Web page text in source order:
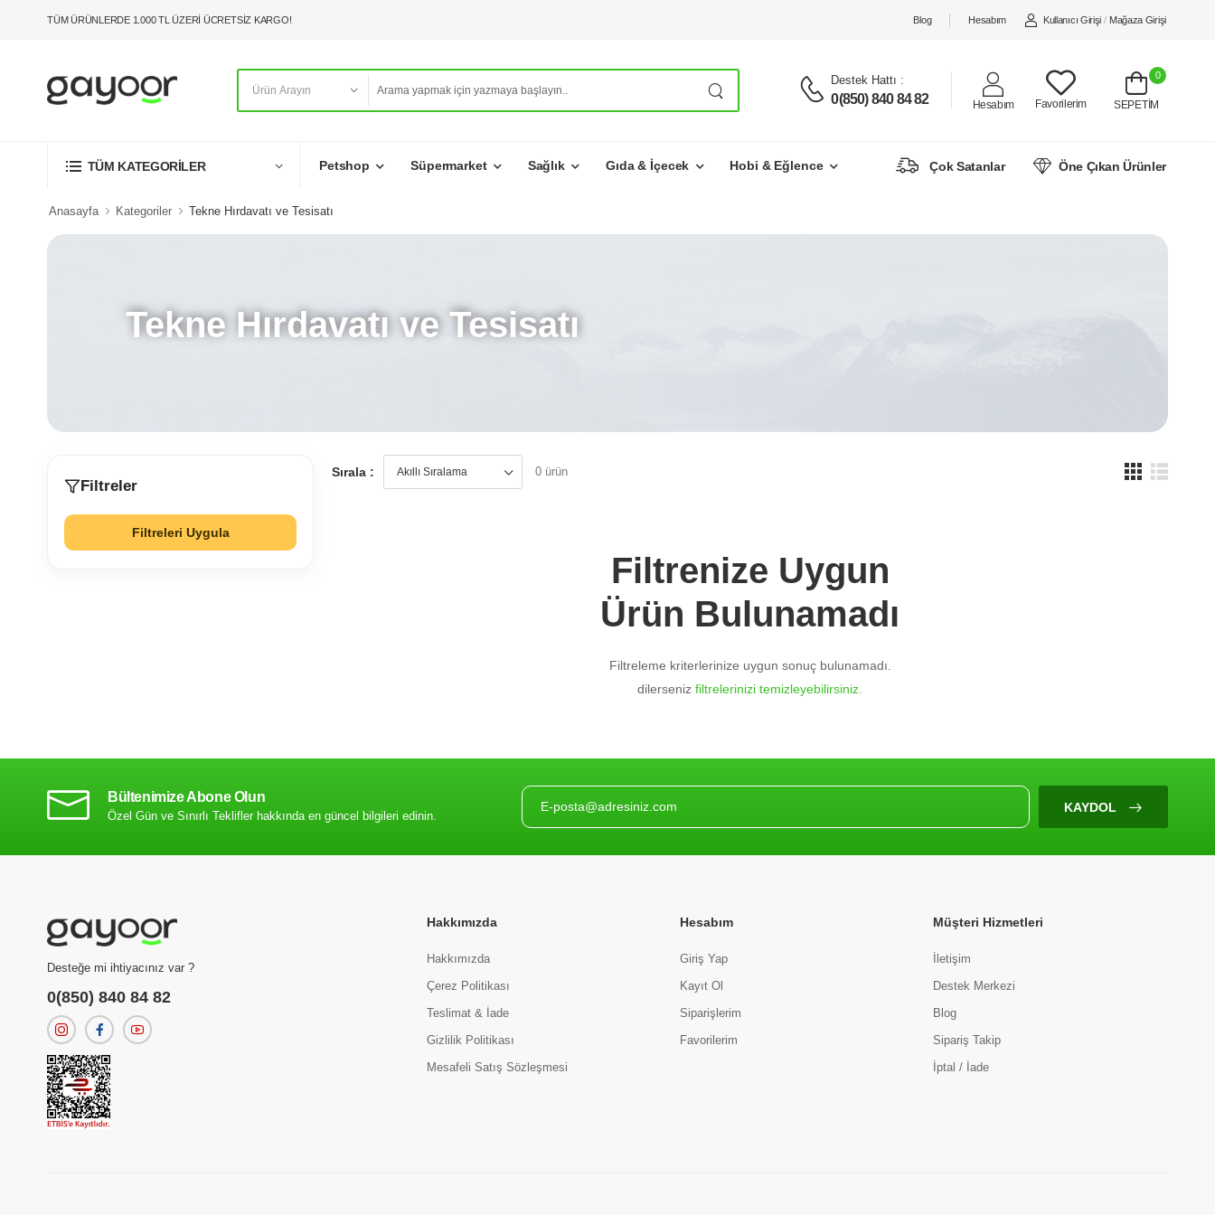
TÜM ÜRÜNLERDE 1.000 TL ÜZERİ ÜCRETSİZ KARGO! Blog Hesabım Kullanıcı Girişi / Mağaza Girişi
Destek Hattı :
0(850) 840 84 82 Hesabım Favorilerim
0
SEPETİM
TÜM KATEGORİLER Petshop Süpermarket Sağlık Gıda & İçecek Hobi & Eğlence Çok Satanlar Öne Çıkan Ürünler
Anasayfa Kategoriler Tekne Hırdavatı ve Tesisatı
Tekne Hırdavatı ve Tesisatı
Filtreler
Filtreleri Uygula
Sırala : 0 ürün
Filtrenize Uygun
Ürün Bulunamadı
Filtreleme kriterlerinize uygun sonuç bulunamadı.
dilerseniz filtrelerinizi temizleyebilirsiniz.
Bültenimize Abone Olun
Özel Gün ve Sınırlı Teklifler hakkında en güncel bilgileri edinin.
KAYDOL
Desteğe mi ihtiyacınız var ?
0(850) 840 84 82
Hakkımızda
Hakkımızda
Çerez Politikası
Teslimat & İade
Gizlilik Politikası
Mesafeli Satış Sözleşmesi
Hesabım
Giriş Yap
Kayıt Ol
Siparişlerim
Favorilerim
Müşteri Hizmetleri
İletişim
Destek Merkezi
Blog
Sipariş Takip
İptal / İade